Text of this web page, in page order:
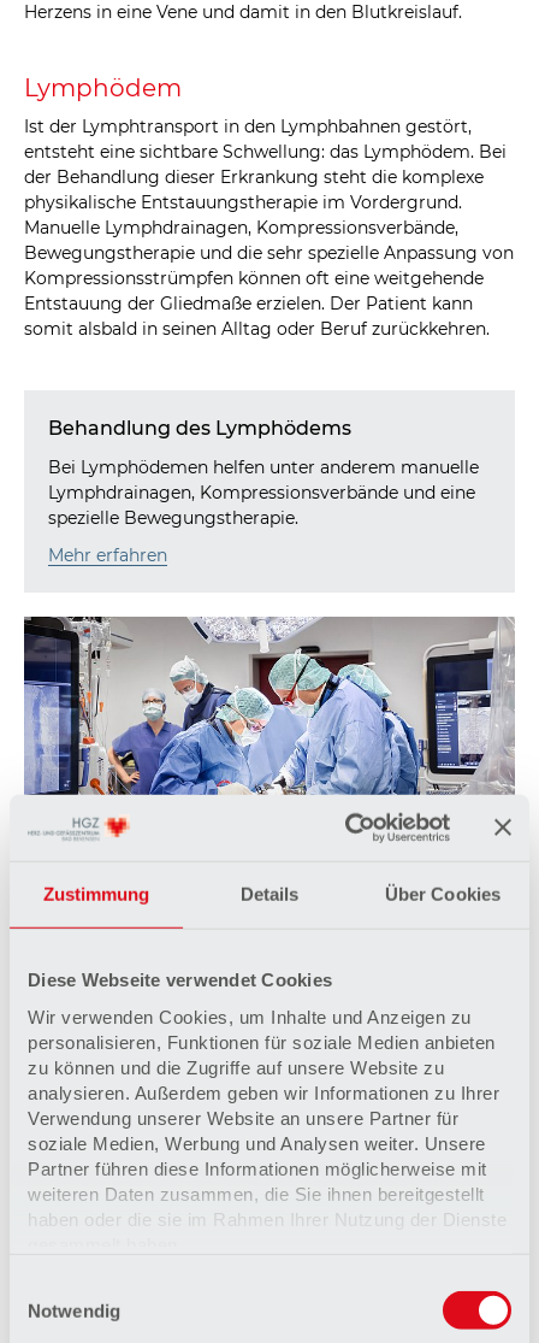
Zustimmung Details Über Cookies
Diese Webseite verwendet Cookies
Wir verwenden Cookies, um Inhalte und Anzeigen zu
personalisieren, Funktionen für soziale Medien anbieten
zu können und die Zugriffe auf unsere Website zu
analysieren. Außerdem geben wir Informationen zu Ihrer
Verwendung unserer Website an unsere Partner für
soziale Medien, Werbung und Analysen weiter. Unsere
Partner führen diese Informationen möglicherweise mit
weiteren Daten zusammen, die Sie ihnen bereitgestellt
haben oder die sie im Rahmen Ihrer Nutzung der Dienste
Impressum
Notwendig
Herzens in eine Vene und damit in den Blutkreislauf.
Lymphödem
Ist der Lymphtransport in den Lymphbahnen gestört,
entsteht eine sichtbare Schwellung: das Lymphödem. Bei
der Behandlung dieser Erkrankung steht die komplexe
physikalische Entstauungstherapie im Vordergrund.
Manuelle Lymphdrainagen, Kompressionsverbände,
Bewegungstherapie und die sehr spezielle Anpassung von
Kompressionsstrümpfen können oft eine weitgehende
Entstauung der Gliedmaße erzielen. Der Patient kann
somit alsbald in seinen Alltag oder Beruf zurückkehren.
Behandlung des Lymphödems
Bei Lymphödemen helfen unter anderem manuelle
Lymphdrainagen, Kompressionsverbände und eine
spezielle Bewegungstherapie.
Mehr erfahren
Klinik für Gefäßchirurgie und Wundzentrum
Die Gefäßchirurgen sind sowohl bei
Operationen am offenen Herzen im Einsatz.
Mehr erfahren